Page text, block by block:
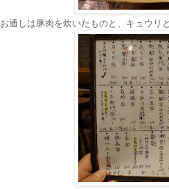
お通しは豚肉を炊いたものと、キュウリ